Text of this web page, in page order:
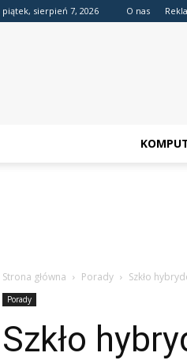
piątek, sierpień 7, 2026 O nas
Strona główna Porady Szkło
Porady
Szkło